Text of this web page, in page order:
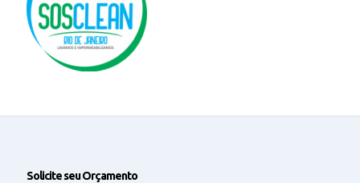
Solicite seu Orçamento